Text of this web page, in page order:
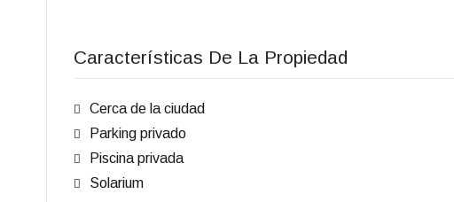
Características De La Propiedad
Cerca de la ciudad
Parking privado
Piscina privada
Solarium